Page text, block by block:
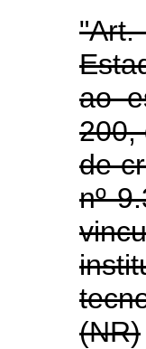
ao
200,
de
nº
(NR)